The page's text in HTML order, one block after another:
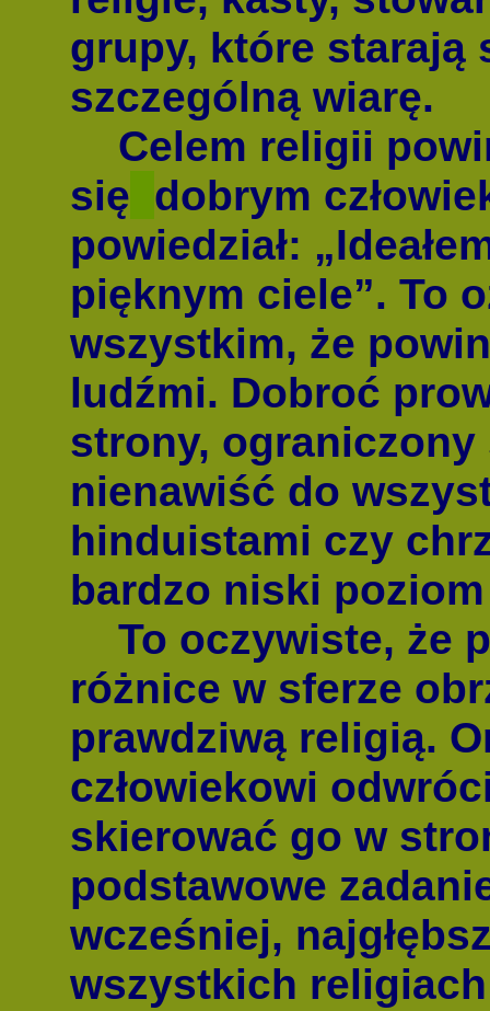
grupy, które starają
szczególną wiarę.
Celem religii
się dobrym
powiedział:
pięknym ciele”. To
wszystkim, że
ludźmi. Dobroć
strony,
nienawiść do
hinduistami czy
bardzo niski
To oczywiste, że
różnice w sferze
prawdziwą religią.
człowiekowi
skierować go w
podstawowe
wcześniej,
wszystkich